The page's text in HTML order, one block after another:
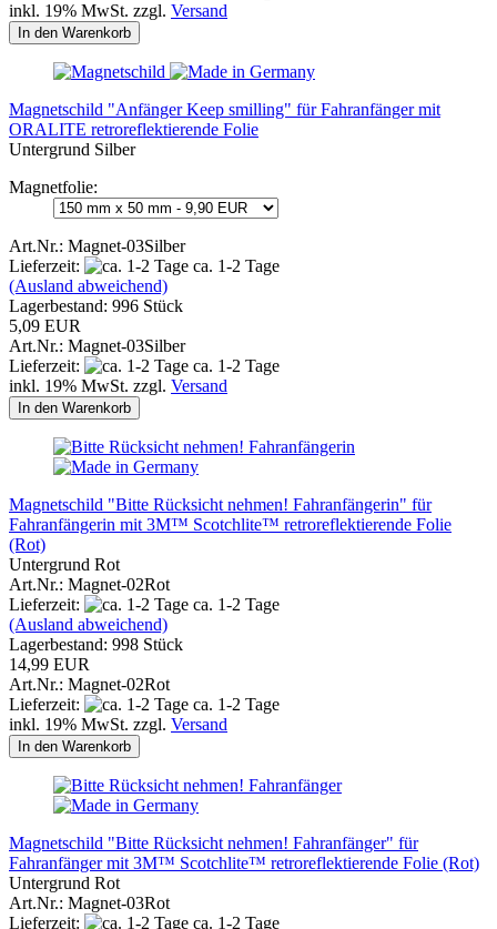
inkl. 19% MwSt. zzgl. Versand
In den Warenkorb
Magnetschild "Anfänger Keep smilling" für Fahranfänger mit
ORALITE retroreflektierende Folie
Untergrund Silber
Magnetfolie:
Art.Nr.: Magnet-03Silber
Lieferzeit:
ca. 1-2 Tage
(Ausland abweichend)
Lagerbestand: 996 Stück
5,09 EUR
Art.Nr.: Magnet-03Silber
Lieferzeit:
ca. 1-2 Tage
inkl. 19% MwSt. zzgl. Versand
In den Warenkorb
Magnetschild "Bitte Rücksicht nehmen! Fahranfängerin" für
Fahranfängerin mit 3M™ Scotchlite™ retroreflektierende Folie
(Rot)
Untergrund Rot
Art.Nr.: Magnet-02Rot
Lieferzeit:
ca. 1-2 Tage
(Ausland abweichend)
Lagerbestand: 998 Stück
14,99 EUR
Art.Nr.: Magnet-02Rot
Lieferzeit:
ca. 1-2 Tage
inkl. 19% MwSt. zzgl. Versand
In den Warenkorb
Magnetschild "Bitte Rücksicht nehmen! Fahranfänger" für
Fahranfänger mit 3M™ Scotchlite™ retroreflektierende Folie (Rot)
Untergrund Rot
Art.Nr.: Magnet-03Rot
Lieferzeit:
ca. 1-2 Tage